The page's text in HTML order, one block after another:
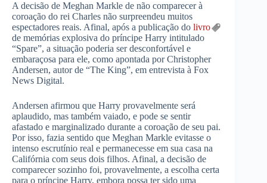
A decisão de Meghan Markle de não comparecer à
coroação do rei Charles não surpreendeu muitos
espectadores reais. Afinal, após a publicação do livro
de memórias explosiva do príncipe Harry intitulado
“Spare”, a situação poderia ser desconfortável e
embaraçosa para ele, como apontada por Christopher
Andersen, autor de “The King”, em entrevista à Fox
News Digital.
Andersen afirmou que Harry provavelmente será
aplaudido, mas também vaiado, e pode se sentir
afastado e marginalizado durante a coroação de seu pai.
Por isso, fazia sentido que Meghan Markle evitasse o
intenso escrutínio real e permanecesse em sua casa na
Califórnia com seus dois filhos. Afinal, a decisão de
comparecer sozinho foi, provavelmente, a escolha certa
para o príncipe Harry, embora possa ter sido uma